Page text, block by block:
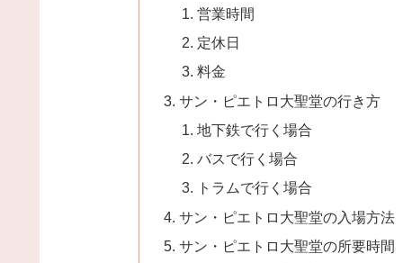
営業時間
定休日
料金
サン・ピエトロ大聖堂の行き方
地下鉄で行く場合
バスで行く場合
トラムで行く場合
サン・ピエトロ大聖堂の入場方法
サン・ピエトロ大聖堂の所要時間